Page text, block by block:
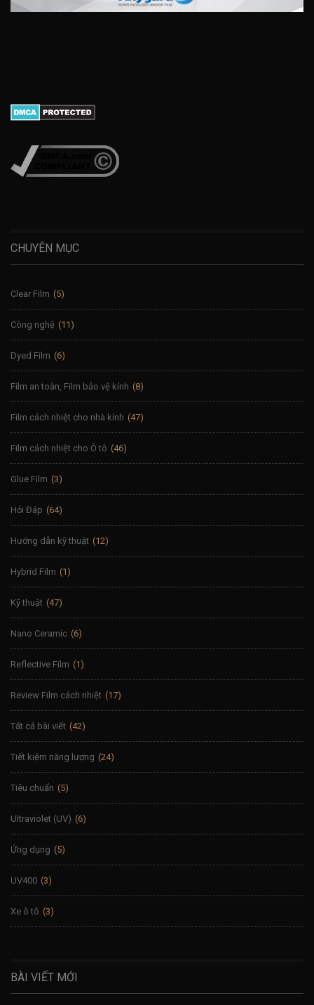
CHUYÊN MỤC
Clear Film (5)
Công nghệ (11)
Dyed Film (6)
Film an toàn, Film bảo vệ kính (8)
Film cách nhiệt cho nhà kính (47)
Film cách nhiệt cho Ô tô (46)
Glue Film (3)
Hỏi Đáp (64)
Hướng dẫn kỹ thuật (12)
Hybrid Film (1)
Kỹ thuật (47)
Nano Ceramic (6)
Reflective Film (1)
Review Film cách nhiệt (17)
Tất cả bài viết (42)
Tiết kiệm năng lượng (24)
Tiêu chuẩn (5)
Ultraviolet (UV) (6)
Ứng dụng (5)
UV400 (3)
Xe ô tô (3)
BÀI VIẾT MỚI